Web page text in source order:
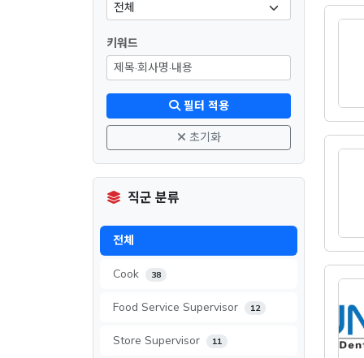
키워드
필터 적용
초기화
직군 분류
전체
Cook 38
Food Service Supervisor 12
Store Supervisor 11